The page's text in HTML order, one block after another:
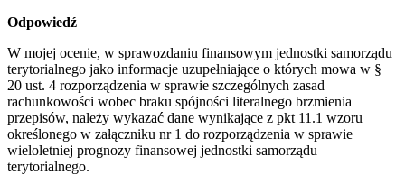
Odpowiedź
W mojej ocenie, w sprawozdaniu finansowym jednostki samorządu
terytorialnego jako informacje uzupełniające o których mowa w §
20 ust. 4 rozporządzenia w sprawie szczególnych zasad
rachunkowości wobec braku spójności literalnego brzmienia
przepisów, należy wykazać dane wynikające z pkt 11.1 wzoru
określonego w załączniku nr 1 do rozporządzenia w sprawie
wieloletniej prognozy finansowej jednostki samorządu
terytorialnego.